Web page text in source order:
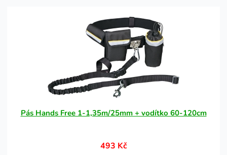
Pás Hands Free 1-1,35m/25mm + vodítko 60-120cm
493 Kč